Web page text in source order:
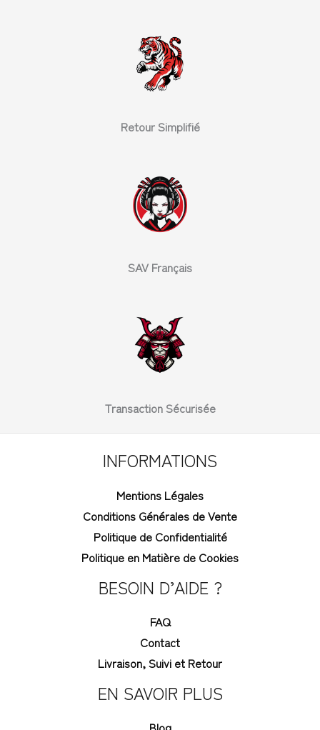
Retour Simplifié
SAV Français
Transaction Sécurisée
INFORMATIONS
Mentions Légales
Conditions Générales de Vente
Politique de Confidentialité
Politique en Matière de Cookies
BESOIN D’AIDE ?
FAQ
Contact
Livraison, Suivi et Retour
EN SAVOIR PLUS